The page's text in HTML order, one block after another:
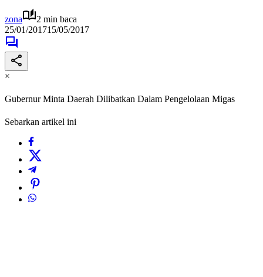
zona
2 min baca
25/01/201715/05/2017
×
Gubernur Minta Daerah Dilibatkan Dalam Pengelolaan Migas
Sebarkan artikel ini